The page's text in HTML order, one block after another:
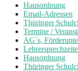
Hausordnung
Email-Adressen
Thüringer
Termine /
AG´s,
Hausordnung
Thüringer